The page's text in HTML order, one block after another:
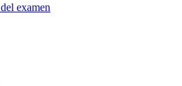
examen